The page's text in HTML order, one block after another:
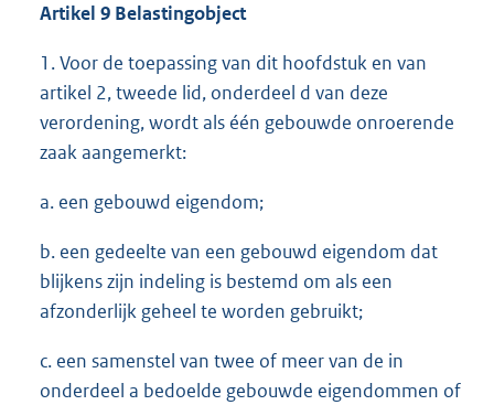
Artikel 9 Belastingobject
1. Voor de toepassing van dit hoofdstuk en van
artikel 2, tweede lid, onderdeel d van deze
verordening, wordt als één gebouwde onroerende
zaak aangemerkt:
a. een gebouwd eigendom;
b. een gedeelte van een gebouwd eigendom dat
blijkens zijn indeling is bestemd om als een
afzonderlijk geheel te worden gebruikt;
c. een samenstel van twee of meer van de in
onderdeel a bedoelde gebouwde eigendommen of